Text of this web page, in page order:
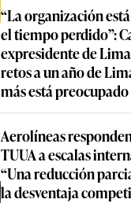
“La organización
el tiempo perdido”:
expresidente de
retos a un año de
más está
Aerolíneas
TUUA a escalas
“Una reducción
la desventaja